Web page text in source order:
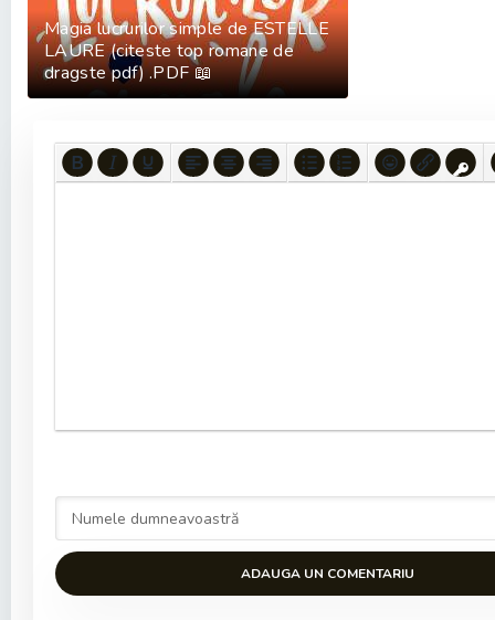
Magia lucrurilor simple de ESTELLE
LAURE (citeste top romane de
dragste pdf) .PDF 📖
ADAUGA UN COMENTARIU